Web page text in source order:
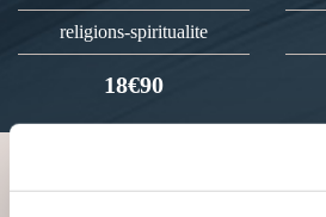
religions-spiritualite
18€90